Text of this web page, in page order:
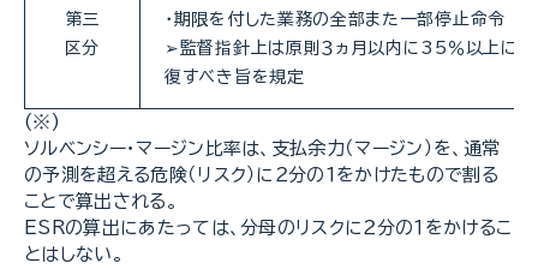
第三
区分
・期限を付した業務の全部また一部停止命令
➢監督指針上は原則３ヵ月以内に35％以上に回
復すべき旨を規定
(※)
ソルベンシー・マージン比率は、支払余力（マージン）を、通常
の予測を超える危険（リスク）に２分の１をかけたもので割る
ことで算出される。
ESRの算出にあたっては、分母のリスクに２分の１をかけるこ
とはしない。